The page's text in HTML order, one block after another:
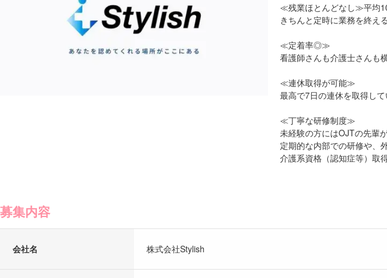
≪残業ほとんどなし≫平均
きちんと定時に業務を終え
≪定着率◎≫
看護師さんも介護士さんも
≪連休取得が可能≫
最高で7日の連休を取得し
≪丁寧な研修制度≫
未経験の方にはOJTの先輩
定期的な内部での研修や、
介護系資格（認知症等）取
募集内容
会社名 株式会社Stylish